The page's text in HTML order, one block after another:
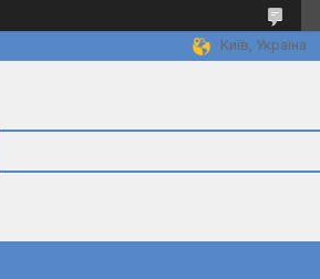
Київ, Україна